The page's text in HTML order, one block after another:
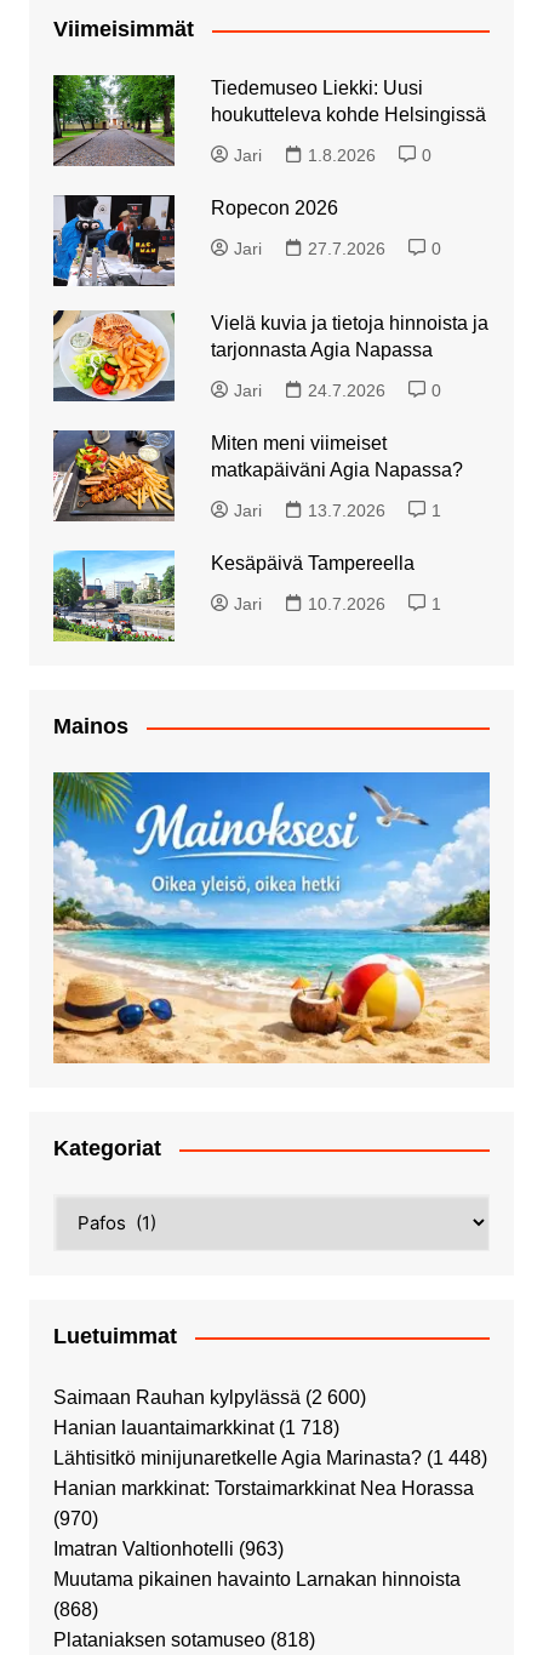
Viimeisimmät
Tiedemuseo Liekki: Uusi
houkutteleva kohde Helsingissä
Jari 1.8.2026 0
Ropecon 2026
Jari 27.7.2026 0
Vielä kuvia ja tietoja hinnoista ja
tarjonnasta Agia Napassa
Jari 24.7.2026 0
Miten meni viimeiset
matkapäiväni Agia Napassa?
Jari 13.7.2026 1
Kesäpäivä Tampereella
Jari 10.7.2026 1
Mainos
Kategoriat
Luetuimmat
Saimaan Rauhan kylpylässä (2 600)
Hanian lauantaimarkkinat (1 718)
Lähtisitkö minijunaretkelle Agia Marinasta? (1 448)
Hanian markkinat: Torstaimarkkinat Nea Horassa
(970)
Imatran Valtionhotelli (963)
Muutama pikainen havainto Larnakan hinnoista
(868)
Plataniaksen sotamuseo (818)